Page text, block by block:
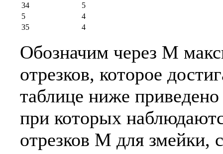
34
5
5
4
35
4
Обозначим через M
отрезков, которое
таблице ниже
при которых
отрезков M для змейки,